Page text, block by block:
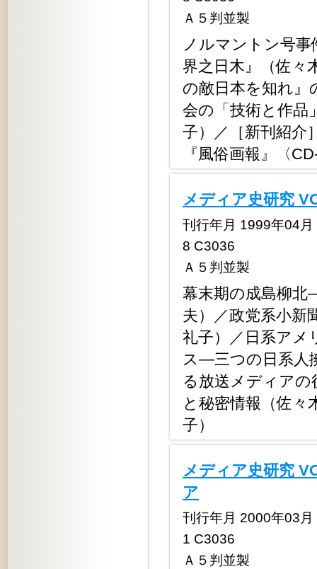
Ａ５判並製
ノルマントン号事
界之日木』（佐々
の敵日本を知れ』
会の「技術と作品
子）／［新刊紹介
『風俗画報』〈
メディア史研究
刊行年月 1999年04
8 C3036
Ａ５判並製
幕末期の成島柳
夫）／政党系小新
礼子）／日系アメ
ス―三つの日系人
る放送メディアの
と秘密情報（佐々
子）
メディア史研究
ア
刊行年月 2000年03
1 C3036
Ａ５判並製